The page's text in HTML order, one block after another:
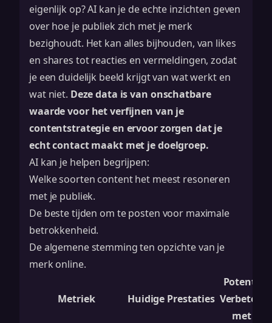
eigenlijk op? AI kan je de echte inzichten geven
over hoe je publiek zich met je merk
bezighoudt. Het kan alles bijhouden, van likes
en shares tot reacties en vermeldingen, zodat
je een duidelijk beeld krijgt van wat werkt en
wat niet. Deze data is van onschatbare
waarde voor het verfijnen van je
contentstrategie en ervoor zorgen dat je
echt contact maakt met je doelgroep.
AI kan je helpen begrijpen:
Welke soorten content het meest resoneren
met je publiek.
De beste tijden om te posten voor maximale
betrokkenheid.
De algemene stemming ten opzichte van je
merk online.
Metriek Huidige Prestaties
Potentiële
met AI